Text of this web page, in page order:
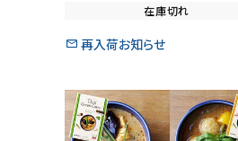
エコメイト
在庫切れ
再入荷お知らせ